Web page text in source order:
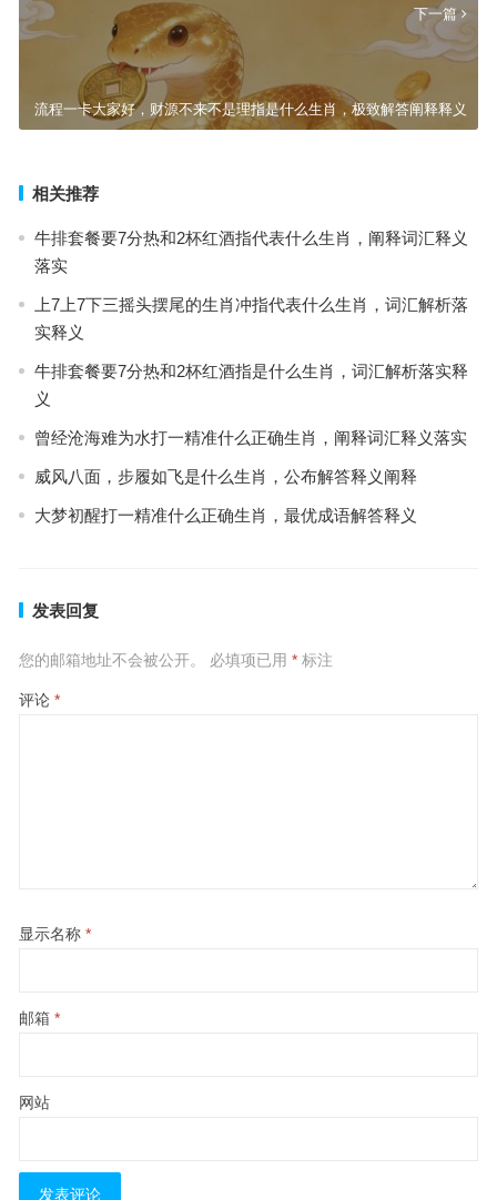
下一篇
流程一卡大家好，财源不来不是理指是什么生肖，极致解答阐释释义
相关推荐
牛排套餐要7分热和2杯红酒指代表什么生肖，阐释词汇释义
落实
上7上7下三摇头摆尾的生肖冲指代表什么生肖，词汇解析落
实释义
牛排套餐要7分热和2杯红酒指是什么生肖，词汇解析落实释
义
曾经沧海难为水打一精准什么正确生肖，阐释词汇释义落实
威风八面，步履如飞是什么生肖，公布解答释义阐释
大梦初醒打一精准什么正确生肖，最优成语解答释义
发表回复
您的邮箱地址不会被公开。 必填项已用 *标注
评论 *
显示名称 *
邮箱 *
网站